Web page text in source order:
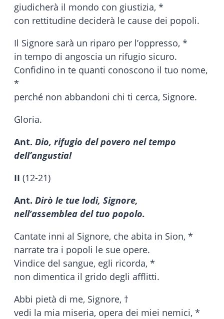
giudicherà il mondo con giustizia, *
con rettitudine deciderà le cause dei popoli.
Il Signore sarà un riparo per l’oppresso, *
in tempo di angoscia un rifugio sicuro.
Confidino in te quanti conoscono il tuo nome,
*
perché non abbandoni chi ti cerca, Signore.
Gloria.
Ant. Dio, rifugio del povero nel tempo
dell’angustia!
II (12-21)
Ant. Dirò le tue lodi, Signore,
nell’assemblea del tuo popolo.
Cantate inni al Signore, che abita in Sion, *
narrate tra i popoli le sue opere.
Vindice del sangue, egli ricorda, *
non dimentica il grido degli afflitti.
Abbi pietà di me, Signore, †
vedi la mia miseria, opera dei miei nemici, *